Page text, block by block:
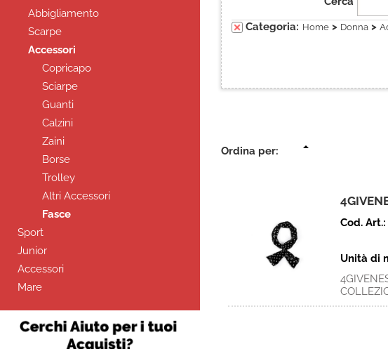
Abbigliamento
Scarpe
Accessori
Copricapo
Sciarpe
Guanti
Calzini
Zaini
Borse
Trolley
Altri Accessori
Fasce
Sport
Junior
Accessori
Mare
Categoria: Home > Donna >
Ordina per:
Cod. Art.:
Unità di